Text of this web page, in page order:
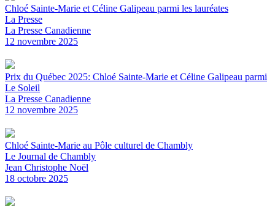
Chloé Sainte-Marie et Céline Galipeau parmi les lauréates
La Presse
La Presse Canadienne
12 novembre 2025
Prix du Québec 2025: Chloé Sainte-Marie et Céline Galipeau parmi
Le Soleil
La Presse Canadienne
12 novembre 2025
Chloé Sainte-Marie au Pôle culturel de Chambly
Le Journal de Chambly
Jean Christophe Noël
18 octobre 2025